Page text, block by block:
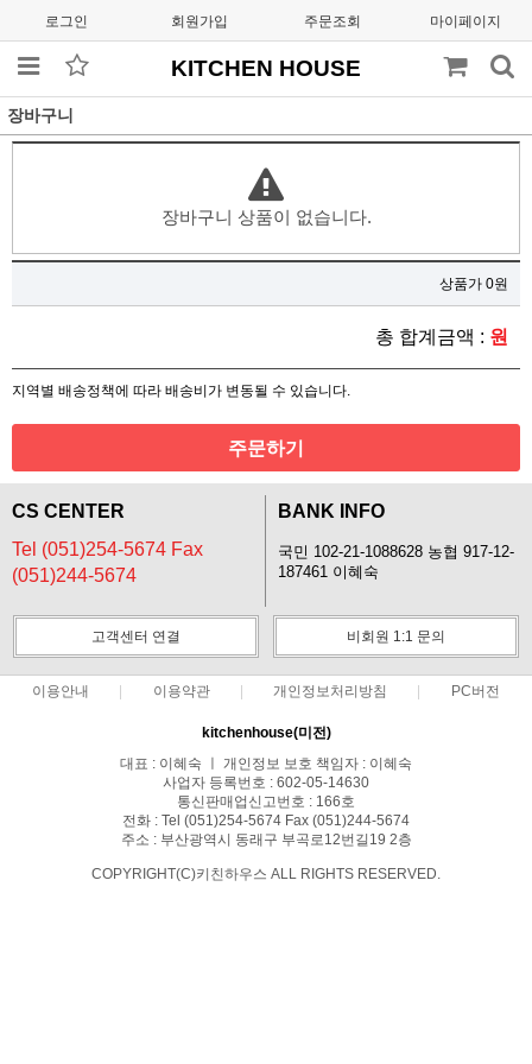
로그인 회원가입 주문조회 마이페이지
KITCHEN HOUSE
장바구니
장바구니 상품이 없습니다.
상품가 0원
총 합계금액 : 원
지역별 배송정책에 따라 배송비가 변동될 수 있습니다.
주문하기
CS CENTER
Tel (051)254-5674 Fax
(051)244-5674
BANK INFO
국민 102-21-1088628 농협 917-12-
187461 이혜숙
고객센터 연결 비회원 1:1 문의
이용안내 이용약관 개인정보처리방침 PC버전
kitchenhouse(미전)
대표 : 이혜숙 ㅣ 개인정보 보호 책임자 : 이혜숙
사업자 등록번호 : 602-05-14630
통신판매업신고번호 : 166호
전화 : Tel (051)254-5674 Fax (051)244-5674
주소 : 부산광역시 동래구 부곡로12번길19 2층
COPYRIGHT(C)키친하우스 ALL RIGHTS RESERVED.